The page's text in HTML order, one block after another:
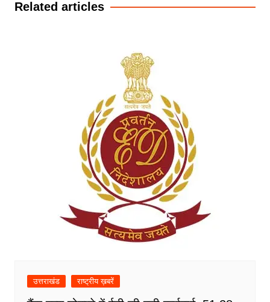
Related articles
उत्तराखंड राष्ट्रीय ख़बरें